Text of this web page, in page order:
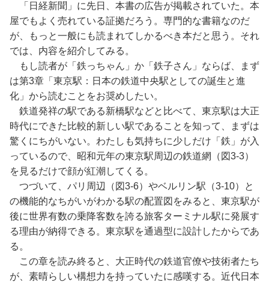
「日経新聞」に先日、本書の広告が掲載されていた。本
屋でもよく売れている証拠だろう。専門的な書籍なのだ
が、もっと一般にも読まれてしかるべき本だと思う。それ
では、内容を紹介してみる。
もし読者が「鉄っちゃん」か「鉄子さん」ならば、まず
は第3章「東京駅：日本の鉄道中央駅としての誕生と進
化」から読むことをお奨めしたい。
鉄道発祥の駅である新橋駅などと比べて、東京駅は大正
時代にできた比較的新しい駅であることを知って、まずは
驚くにちがいない。わたしも気持ちに少しだけ「鉄」が入
っているので、昭和元年の東京駅周辺の鉄道網（図3-3）
を見るだけで顔が紅潮してくる。
つづいて、パリ周辺（図3-6）やベルリン駅（3-10）と
の機能的なちがいがわかる駅の配置図をみると、東京駅が
後に世界有数の乗降客数を誇る旅客ターミナル駅に発展す
る理由が納得できる。東京駅を通過型に設計したからであ
る。
この章を読み終ると、大正時代の鉄道官僚や技術者たち
が、素晴らしい構想力を持っていたに感嘆する。近代日本